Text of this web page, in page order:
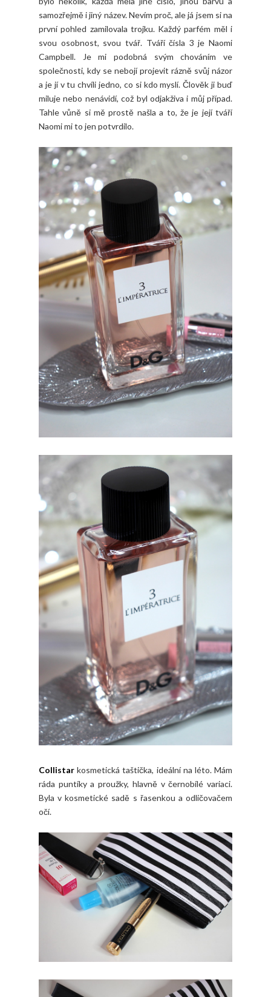
samozřejmě i jiný název. Nevím proč, ale já jsem si na
první pohled zamilovala trojku. Každý parfém měl i
svou osobnost, svou tvář. Tváří čísla 3 je Naomi
Campbell. Je mi podobná svým chováním ve
společnosti, kdy se nebojí projevit rázně svůj názor
a je jí v tu chvíli jedno, co si kdo myslí. Člověk ji buď
miluje nebo nenávidí, což byl odjakživa i můj případ.
Tahle vůně si mě prostě našla a to, že je její tváří
Naomi mi to jen potvrdilo.
Collistar kosmetická taštička, ideální na léto. Mám
ráda puntíky a proužky, hlavně v černobílé variaci.
Byla v kosmetické sadě s řasenkou a odličovačem
očí.